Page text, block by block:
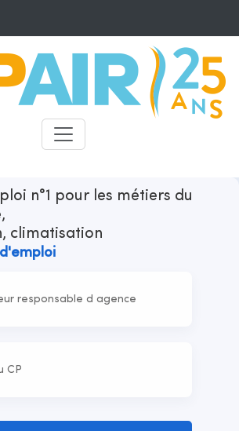
s'insurgent contre l'annonce d'appels
Recruteurs
n°1 pour les métiers du
climatisation